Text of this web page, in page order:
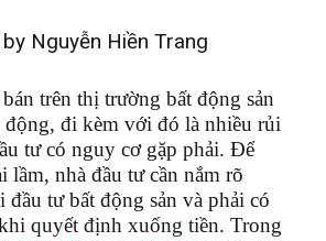
by Nguyễn Hiền Trang
trên thị trường bất động sản
động, đi kèm với đó là nhiều rủi
tư có nguy cơ gặp phải. Để
lầm, nhà đầu tư cần nắm rõ
tư bất động sản và phải có
quyết định xuống tiền. Trong